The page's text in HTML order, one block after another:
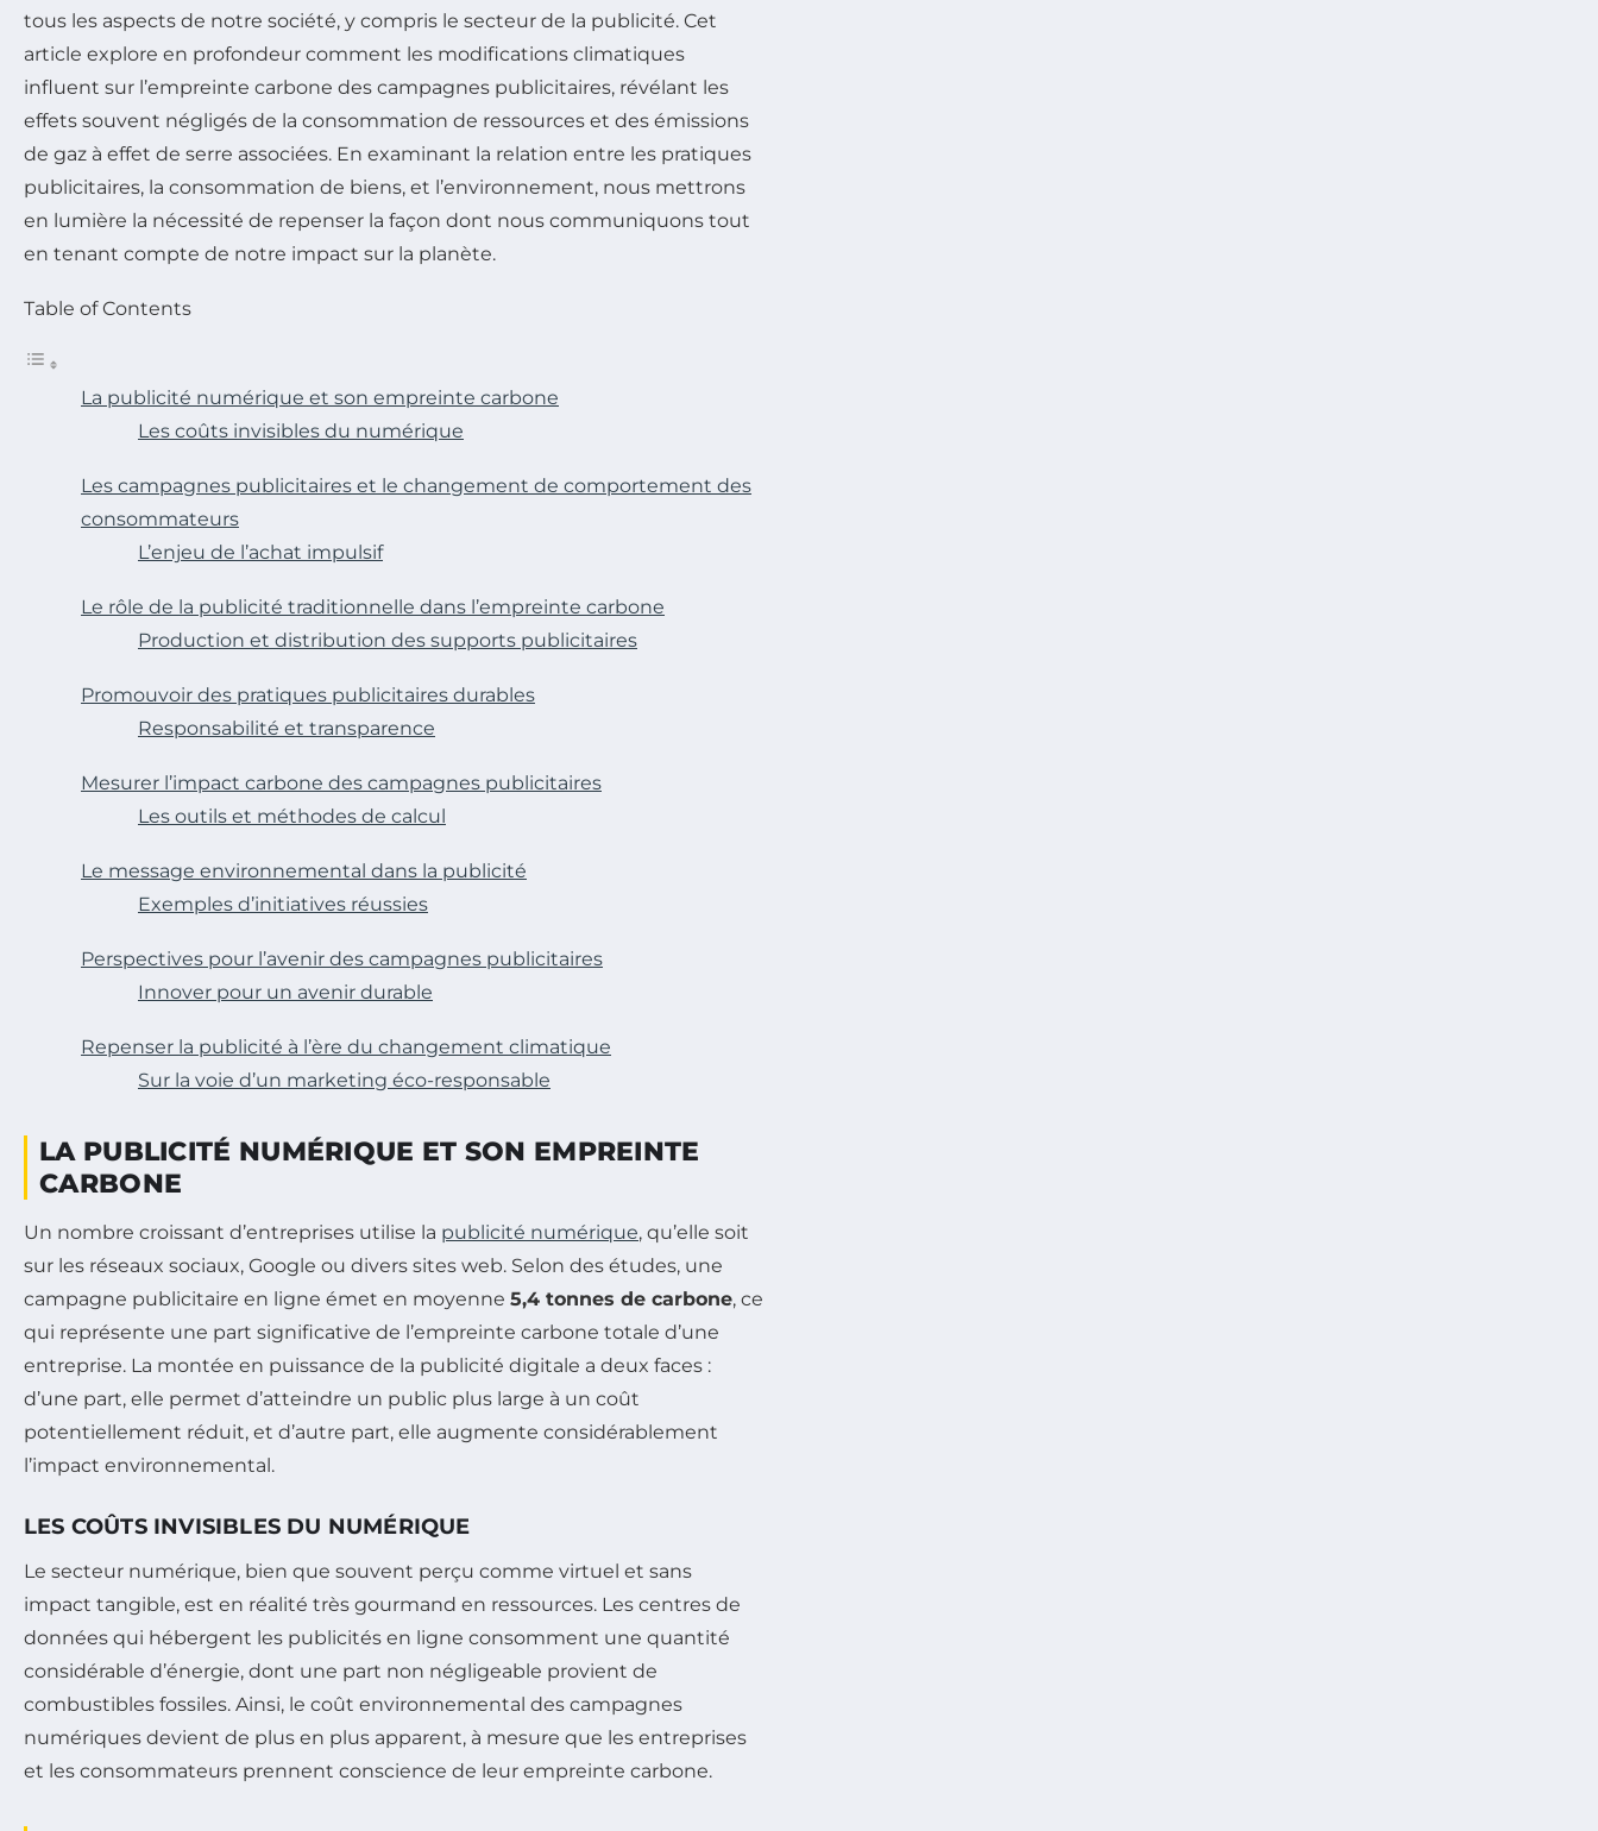
tous les aspects de notre société, y compris le secteur de la publicité. Cet
article explore en profondeur comment les modifications climatiques
influent sur l’empreinte carbone des campagnes publicitaires, révélant les
effets souvent négligés de la consommation de ressources et des émissions
de gaz à effet de serre associées. En examinant la relation entre les pratiques
publicitaires, la consommation de biens, et l’environnement, nous mettrons
en lumière la nécessité de repenser la façon dont nous communiquons tout
en tenant compte de notre impact sur la planète.
Table of Contents
La publicité numérique et son empreinte carbone
Les coûts invisibles du numérique
Les campagnes publicitaires et le changement de comportement des
consommateurs
L’enjeu de l’achat impulsif
Le rôle de la publicité traditionnelle dans l’empreinte carbone
Production et distribution des supports publicitaires
Promouvoir des pratiques publicitaires durables
Responsabilité et transparence
Mesurer l’impact carbone des campagnes publicitaires
Les outils et méthodes de calcul
Le message environnemental dans la publicité
Exemples d’initiatives réussies
Perspectives pour l’avenir des campagnes publicitaires
Innover pour un avenir durable
Repenser la publicité à l’ère du changement climatique
Sur la voie d’un marketing éco-responsable
LA PUBLICITÉ NUMÉRIQUE ET SON EMPREINTE
CARBONE
Un nombre croissant d’entreprises utilise la publicité numérique, qu’elle soit
sur les réseaux sociaux, Google ou divers sites web. Selon des études, une
campagne publicitaire en ligne émet en moyenne 5,4 tonnes de carbone, ce
qui représente une part significative de l’empreinte carbone totale d’une
entreprise. La montée en puissance de la publicité digitale a deux faces :
d’une part, elle permet d’atteindre un public plus large à un coût
potentiellement réduit, et d’autre part, elle augmente considérablement
l’impact environnemental.
LES COÛTS INVISIBLES DU NUMÉRIQUE
Le secteur numérique, bien que souvent perçu comme virtuel et sans
impact tangible, est en réalité très gourmand en ressources. Les centres de
données qui hébergent les publicités en ligne consomment une quantité
considérable d’énergie, dont une part non négligeable provient de
combustibles fossiles. Ainsi, le coût environnemental des campagnes
numériques devient de plus en plus apparent, à mesure que les entreprises
et les consommateurs prennent conscience de leur empreinte carbone.